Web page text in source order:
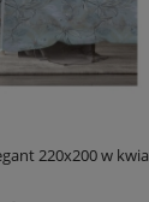
220x200 w